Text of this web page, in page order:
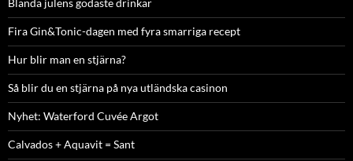
Blanda julens godaste drinkar
Fira Gin&Tonic-dagen med fyra smarriga recept
Hur blir man en stjärna?
Så blir du en stjärna på nya utländska casinon
Nyhet: Waterford Cuvée Argot
Calvados + Aquavit = Sant